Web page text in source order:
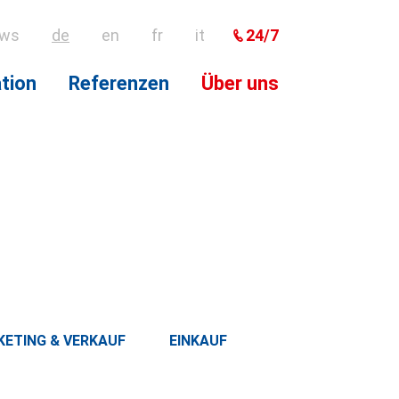
& VERKAUF EINKAUF
de en fr it 24/7
Referenzen Über uns